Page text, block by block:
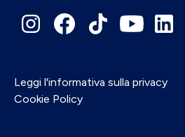
Leggi l'informativa sulla privacy
Cookie Policy